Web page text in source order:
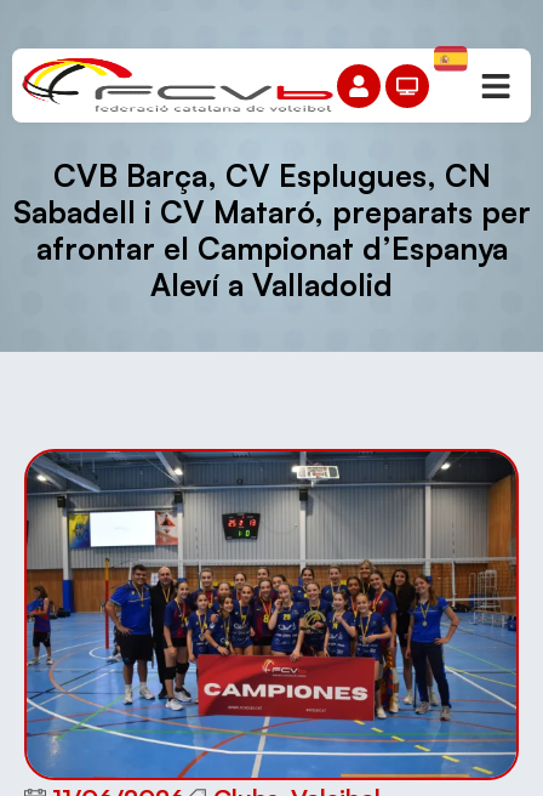
CVB Barça, CV Esplugues, CN
Sabadell i CV Mataró, preparats per
afrontar el Campionat d’Espanya
Aleví a Valladolid